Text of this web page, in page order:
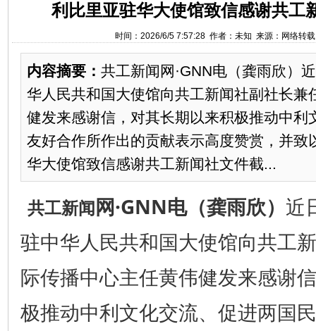
利比里亚驻华大使馆致信感谢共工
时间：2026/6/5 7:57:28 作者：未知 来源：网络转
内容摘要： 共工新闻网·GNN电（龚雨欣）
华人民共和国大使馆向共工新闻社副社长兼
健发来感谢信，对其长期以来积极推动中利
友好合作所作出的贡献表示高度赞赏，并致
华大使馆致信感谢共工新闻社文件截...
共工新闻网·GNN电（龚雨欣） 近
驻中华人民共和国大使馆向共工
际传播中心主任黄伟健发来感谢
极推动中利文化交流、促进两国